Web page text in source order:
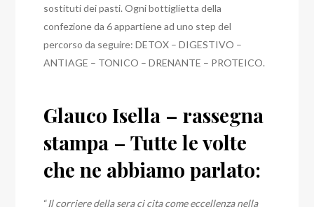
sostituti dei pasti. Ogni bottiglietta della
confezione da 6 appartiene ad uno step del
percorso da seguire: DETOX – DIGESTIVO –
ANTIAGE – TONICO – DRENANTE – PROTEICO.
Glauco Isella – rassegna
stampa – Tutte le volte
che ne abbiamo parlato:
“Il corriere della sera ci cita come eccellenza nella